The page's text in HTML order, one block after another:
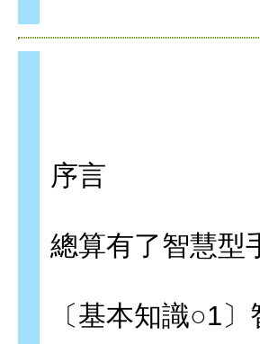
序言
總算有了智慧
〔基本知識○1